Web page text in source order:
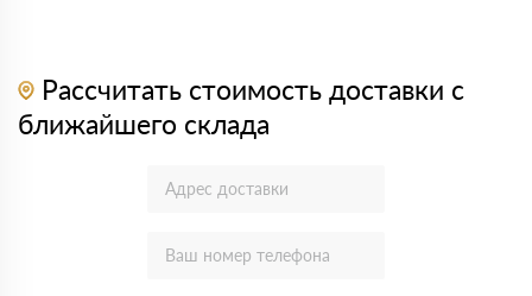
Рассчитать стоимость доставки с
ближайшего склада